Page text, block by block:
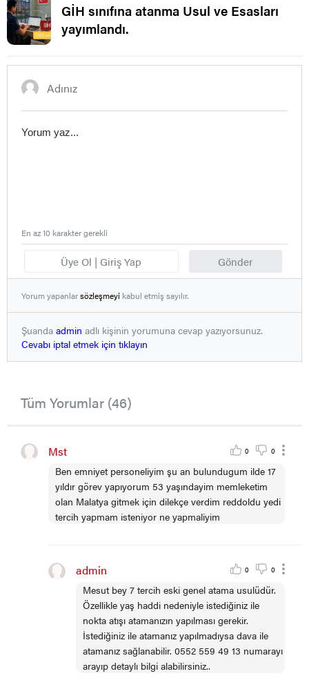
GİH sınıfına atanma Usul ve Esasları
yayımlandı.
Üye Ol | Giriş Yap Gönder
En az 10 karakter gerekli
Yorum yapanlarsözleşmeyi kabul etmiş sayılır.
Şuanda admin adlı kişinin yorumuna cevap yazıyorsunuz.
Cevabı iptal etmek için tıklayın
Tüm Yorumlar (46)
Mst 0 0
Ben emniyet personeliyim şu an bulundugum ilde 17
yıldır görev yapıyorum 53 yaşındayim memleketim
olan Malatya gitmek için dilekçe verdim reddoldu yedi
tercih yapmam isteniyor ne yapmaliyim
admin 0 0
Mesut bey 7 tercih eski genel atama usulüdür.
Özellikle yaş haddi nedeniyle istediğiniz ile
nokta atışı atamanızın yapılması gerekir.
İstediğiniz ile atamanız yapılmadıysa dava ile
atamanız sağlanabilir. 0552 559 49 13 numarayı
arayıp detaylı bilgi alabilirsiniz..